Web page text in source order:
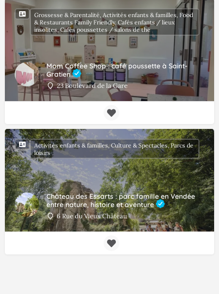
Mom Coffee Shop : café poussette à Saint-
Gratien
23 Boulevard de la Gare
Grossesse & Parentalité, Activités enfants & familles, Food
& Restaurants Family Friendly, Cafés enfants / lieux
insolites, Cafés poussettes / salons de thé
Château des Essarts : parc famille en Vendée
entre nature, histoire et aventure
6 Rue du Vieux Château
Activités enfants & familles, Culture & Spectacles, Parcs de
loisirs